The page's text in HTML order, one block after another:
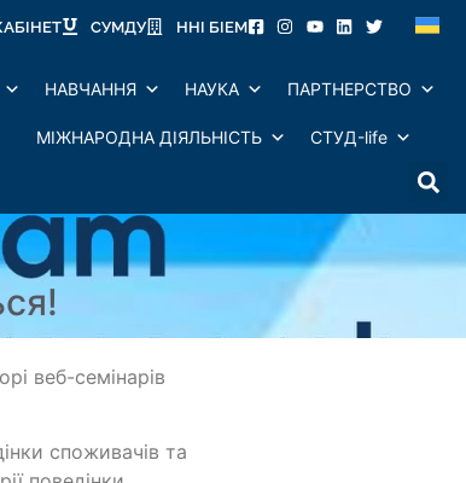
СУМДУ ННІ БІЕМ
НАВЧАННЯ НАУКА ПАРТНЕРСТВО
МІЖНАРОДНА ДІЯЛЬНІСТЬ СТУД-life
веб-семінарів
споживачів та